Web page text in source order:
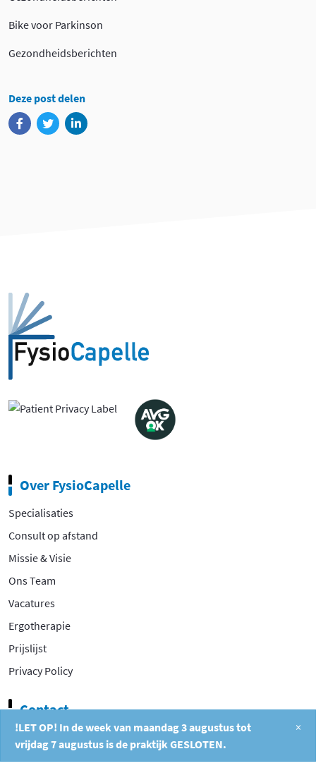
!LET OP! In de week van maandag 3 augustus tot
vrijdag 7 augustus is de praktijk GESLOTEN.
×
Bike voor Parkinson
Gezondheidsberichten
Deze post delen
Over FysioCapelle
Specialisaties
Consult op afstand
Missie & Visie
Ons Team
Vacatures
Ergotherapie
Prijslijst
Privacy Policy
Contact
Filosofentuin 2A
2908 XB Capelle aan den IJssel